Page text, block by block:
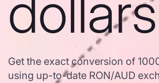
Get the exact conversion of
using up-to-date RON/AUD